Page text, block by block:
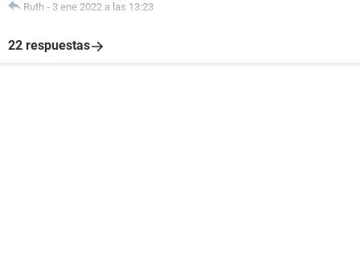
Ruth - 3 ene 2022 a las 13:23
22 respuestas